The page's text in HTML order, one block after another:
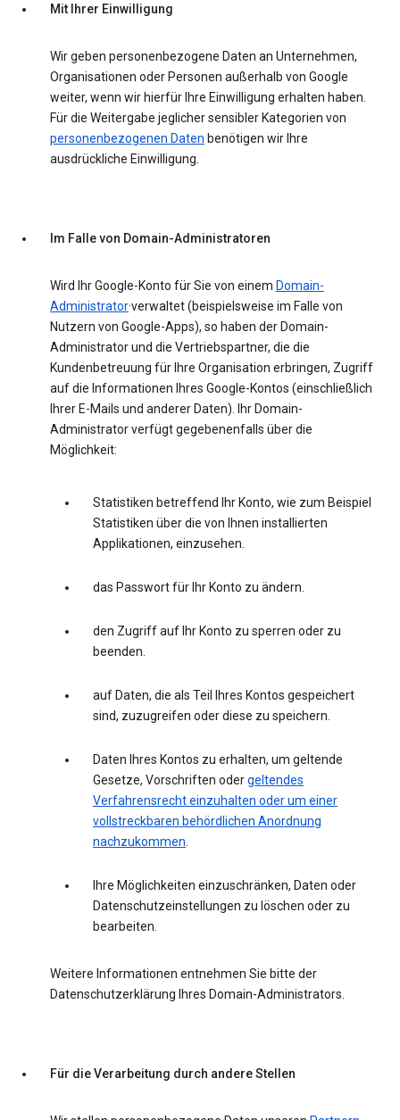
Mit Ihrer Einwilligung
Wir geben personenbezogene Daten an Unternehmen,
Organisationen oder Personen außerhalb von Google
weiter, wenn wir hierfür Ihre Einwilligung erhalten haben.
Für die Weitergabe jeglicher sensibler Kategorien von
personenbezogenen Daten benötigen wir Ihre
ausdrückliche Einwilligung.
Im Falle von Domain-Administratoren
Wird Ihr Google-Konto für Sie von einem Domain-
Administrator·verwaltet (beispielsweise im Falle von
Nutzern von Google-Apps), so haben der Domain-
Administrator und die Vertriebspartner, die die
Kundenbetreuung für Ihre Organisation erbringen, Zugriff
auf die Informationen Ihres Google-Kontos (einschließlich
Ihrer E-Mails und anderer Daten). Ihr Domain-
Administrator verfügt gegebenenfalls über die
Möglichkeit:
Statistiken betreffend Ihr Konto, wie zum Beispiel
Statistiken über die von Ihnen installierten
Applikationen, einzusehen.
das Passwort für Ihr Konto zu ändern.
den Zugriff auf Ihr Konto zu sperren oder zu
beenden.
auf Daten, die als Teil Ihres Kontos gespeichert
sind, zuzugreifen oder diese zu speichern.
Daten Ihres Kontos zu erhalten, um geltende
Gesetze, Vorschriften odergeltendes
Verfahrensrecht einzuhalten oder um einer
vollstreckbaren behördlichen Anordnung
nachzukommen.
Ihre Möglichkeiten einzuschränken, Daten oder
Datenschutzeinstellungen zu löschen oder zu
bearbeiten.
Weitere Informationen entnehmen Sie bitte der
Datenschutzerklärung Ihres Domain-Administrators.
Für die Verarbeitung durch andere Stellen